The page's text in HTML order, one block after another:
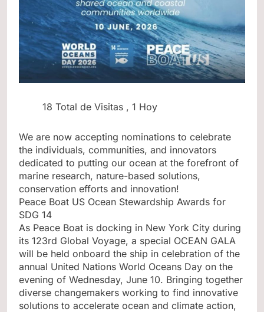
18 Total de Visitas , 1 Hoy
We are now accepting nominations to celebrate
the individuals, communities, and innovators
dedicated to putting our ocean at the forefront of
marine research, nature-based solutions,
conservation efforts and innovation!
Peace Boat US Ocean Stewardship Awards for
SDG 14
As Peace Boat is docking in New York City during
its 123rd Global Voyage, a special OCEAN GALA
will be held onboard the ship in celebration of the
annual United Nations World Oceans Day on the
evening of Wednesday, June 10. Bringing together
diverse changemakers working to find innovative
solutions to accelerate ocean and climate action,